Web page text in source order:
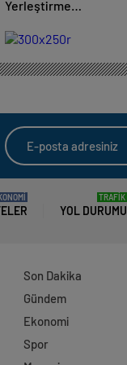
Yerleştirme
YOL DURUMU
TRAFİK
Son Dakika
Gündem
Ekonomi
Spor